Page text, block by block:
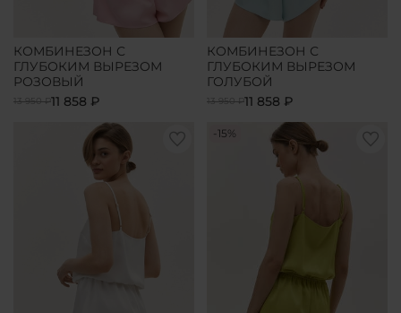
КОМБИНЕЗОН С
ГЛУБОКИМ ВЫРЕЗОМ
РОЗОВЫЙ
13 950 ₽11 858 ₽
КОМБИНЕЗОН С
ГЛУБОКИМ ВЫРЕЗОМ
ГОЛУБОЙ
13 950 ₽11 858 ₽
-15%